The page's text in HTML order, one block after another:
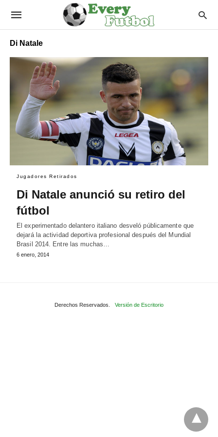
Di Natale
Jugadores Retirados
Di Natale anunció su retiro del
fútbol
El experimentado delantero italiano desveló públicamente que
dejará la actividad deportiva profesional después del Mundial
Brasil 2014. Entre las muchas…
6 enero, 2014
Derechos Reservados. Versión de Escritorio